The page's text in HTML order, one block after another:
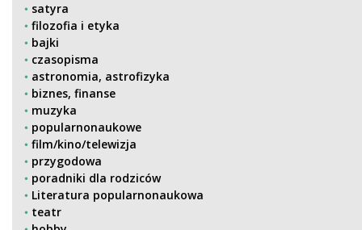
satyra
filozofia i etyka
bajki
czasopisma
astronomia, astrofizyka
biznes, finanse
muzyka
popularnonaukowe
film/kino/telewizja
przygodowa
poradniki dla rodziców
Literatura popularnonaukowa
teatr